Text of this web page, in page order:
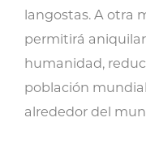
langostas. A otra
permitirá
humanidad,
población
alrededor del